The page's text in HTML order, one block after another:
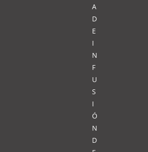
A
D
E
I
N
F
U
S
I
Ó
N
D